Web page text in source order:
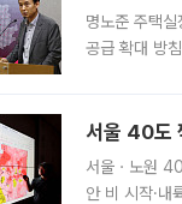
명노준 주택
공급 확대 방
서울 40도
서울ㆍ노원
안 비 시작·내